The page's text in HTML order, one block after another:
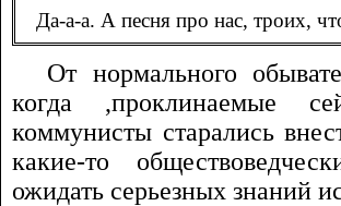
Да-а-а. А песня про нас, троих,
От нормального
когда ,проклинаемые
коммунисты старались
какие-то
ожидать серьезных знаний